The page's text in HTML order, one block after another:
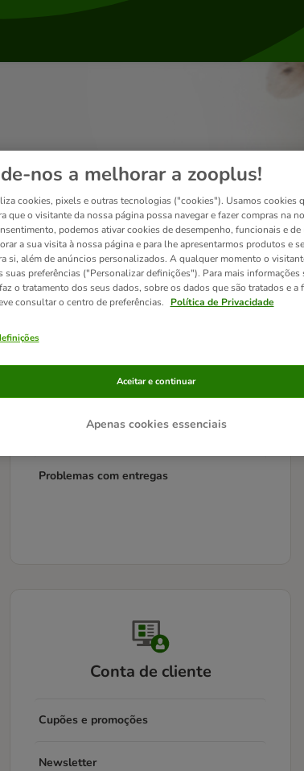
Seguimento de encomendas
Problemas com entregas
Conta de cliente
Cupões e promoções
Newsletter
nos a melhorar a zooplus!
cookies, pixels e outras tecnologias ("cookies"). Usamos cookies
que o visitante da nossa página possa navegar e fazer compras na
podemos ativar cookies de desempenho, funcionais e
a sua visita à nossa página e para lhe apresentarmos produtos e
si, além de anúncios personalizados. A qualquer momento o
suas preferências ("Personalizar definições"). Para mais informações
o tratamento dos seus dados, sobre os dados que são tratados e a
consultar o centro de preferências.
Política de Privacidade
Apenas cookies essenciais
Aceitar e continuar